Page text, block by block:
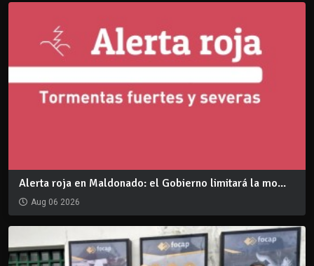
Alerta roja en Maldonado: el Gobierno limitará la mo...
Aug 06 2026